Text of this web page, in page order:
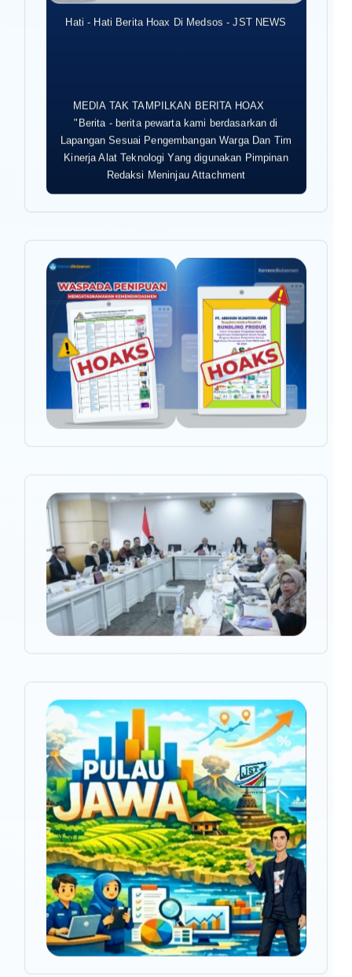
Hati - Hati Berita Hoax Di Medsos - JST NEWS
MEDIA TAK TAMPILKAN BERITA HOAX
"Berita - berita pewarta kami berdasarkan di
Lapangan Sesuai Pengembangan Warga Dan Tim
Kinerja Alat Teknologi Yang digunakan Pimpinan
Redaksi Meninjau Attachment